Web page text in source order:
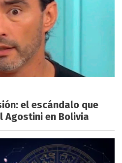
el escándalo que
Agostini en Bolivia